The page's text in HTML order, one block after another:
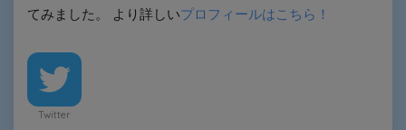
てみました。 より詳しいプロフィールはこちら！
Twitter